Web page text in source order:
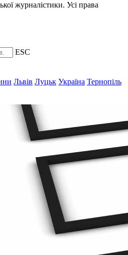
журналістики. Усі права
ESC
Львів Луцьк Україна Тернопіль